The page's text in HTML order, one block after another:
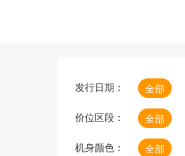
发行日期： 全部
价位区段： 全部
机身颜色： 全部